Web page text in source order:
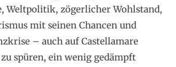
Weltpolitik, zögerlicher Wohlstand,
mit seinen Chancen und
– auch auf Castellamare
spüren, ein wenig gedämpft